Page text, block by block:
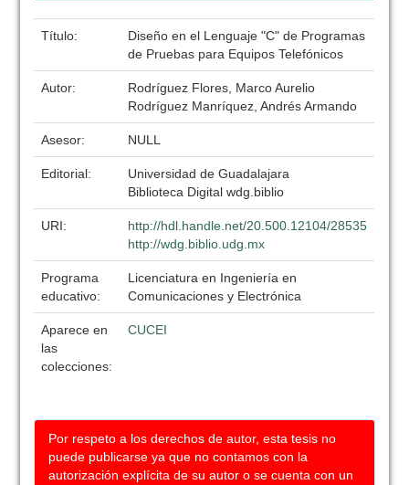
Título:
Diseño en el Lenguaje "C" de Programas
de Pruebas para Equipos Telefónicos
Autor:
Rodríguez Flores, Marco Aurelio
Rodríguez Manríquez, Andrés Armando
Asesor: NULL
Editorial:
Universidad de Guadalajara
Biblioteca Digital wdg.biblio
URI:
http://hdl.handle.net/20.500.12104/28535
http://wdg.biblio.udg.mx
Programa
educativo:
Licenciatura en Ingeniería en
Comunicaciones y Electrónica
Aparece en
las
colecciones:
CUCEI
Por respeto a los derechos de autor, esta tesis no
puede publicarse ya que no contamos con la
autorización explícita de su autor o se cuenta con un